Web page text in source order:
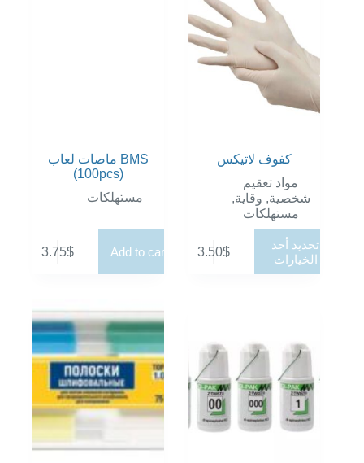
ماصات لعاب BMS
(100pcs)
مستهلكات
3.75$ Add to cart
كفوف لاتيكس
مواد تعقيم
شخصية, وقاية,
مستهلكات
3.50$
تحديد أحد
الخيارات
العديد
يمكن
اختيار
الخيارات
صفحة
المنتج